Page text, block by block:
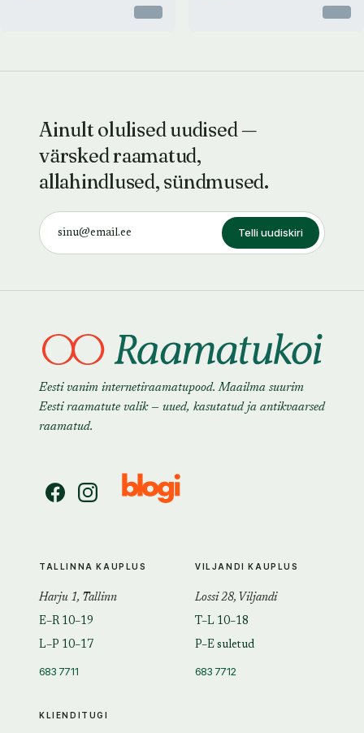
Ainult olulised uudised —
värsked raamatud,
allahindlused, sündmused.
Telli uudiskiri
Eesti vanim internetiraamatupood. Maailma suurim
Eesti raamatute valik — uued, kasutatud ja antikvaarsed
raamatud.
KLIENDITUGI
TALLINNA KAUPLUS
Harju 1, Tallinn
E–R 10–19
L–P 10–17
683 7711
VILJANDI KAUPLUS
Lossi 28, Viljandi
T–L 10–18
P–E suletud
683 7712